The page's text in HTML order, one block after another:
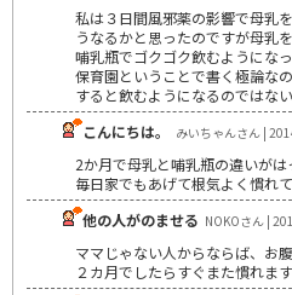
私は３日間風邪薬の影響で母乳
うなるかと思ったのですが母乳
哺乳瓶でゴクゴク飲むようになっ
保育園ということで書く極論な
すると飲むようになるのではな
こんにちは。
みいちゃんさん |
2か月で母乳と哺乳瓶の違いが
毎日家でもあげて根気よく慣れ
他の人がのませる NOKOさん |
ママじゃない人からならば、お
２カ月でしたらすぐまた慣れま